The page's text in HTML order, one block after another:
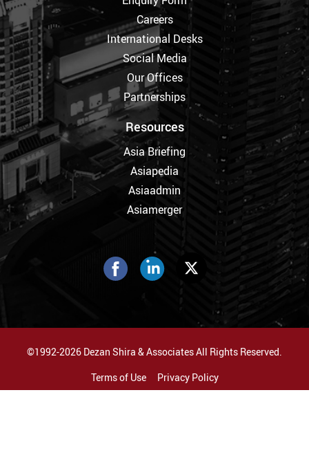
Careers
International Desks
Social Media
Our Offices
Partnerships
Resources
Asia Briefing
Asiapedia
Asiaadmin
Asiamerger
©1992-2026 Dezan Shira & Associates All Rights Reserved.
Terms of Use
Privacy Policy